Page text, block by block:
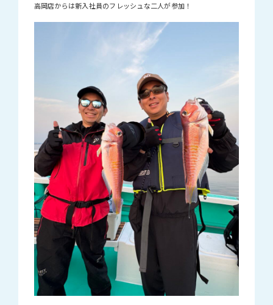
高岡店からは新入社員のフレッシュな二人が参加！